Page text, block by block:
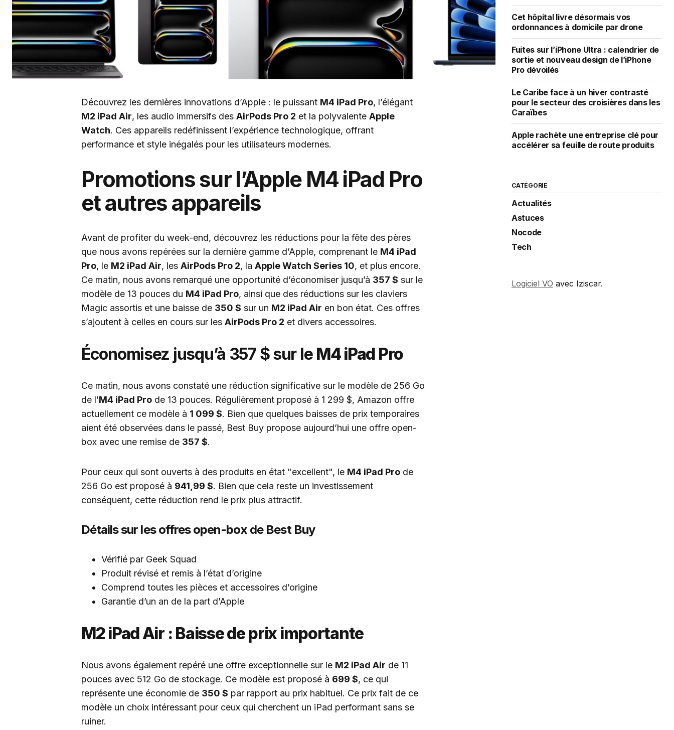
Découvrez les dernières innovations d’Apple : le puissant M4 iPad Pro, l’élégant
M2 iPad Air, les audio immersifs des AirPods Pro 2 et la polyvalente Apple
Watch. Ces appareils redéfinissent l’expérience technologique, offrant
performance et style inégalés pour les utilisateurs modernes.
Promotions sur l’Apple M4 iPad Pro
et autres appareils
Avant de profiter du week-end, découvrez les réductions pour la fête des pères
que nous avons repérées sur la dernière gamme d’Apple, comprenant le M4 iPad
Pro, le M2 iPad Air, les AirPods Pro 2, la Apple Watch Series 10, et plus encore.
Ce matin, nous avons remarqué une opportunité d’économiser jusqu’à 357 $ sur le
modèle de 13 pouces du M4 iPad Pro, ainsi que des réductions sur les claviers
Magic assortis et une baisse de 350 $ sur un M2 iPad Air en bon état. Ces offres
s’ajoutent à celles en cours sur les AirPods Pro 2 et divers accessoires.
Économisez jusqu’à 357 $ sur le M4 iPad Pro
Ce matin, nous avons constaté une réduction significative sur le modèle de 256 Go
de l’M4 iPad Pro de 13 pouces. Régulièrement proposé à 1 299 $, Amazon offre
actuellement ce modèle à 1 099 $. Bien que quelques baisses de prix temporaires
aient été observées dans le passé, Best Buy propose aujourd’hui une offre open-
box avec une remise de 357 $.
Pour ceux qui sont ouverts à des produits en état "excellent", le M4 iPad Pro de
256 Go est proposé à 941,99 $. Bien que cela reste un investissement
conséquent, cette réduction rend le prix plus attractif.
Détails sur les offres open-box de Best Buy
Vérifié par Geek Squad
Produit révisé et remis à l’état d’origine
Comprend toutes les pièces et accessoires d’origine
Garantie d’un an de la part d’Apple
M2 iPad Air : Baisse de prix importante
Nous avons également repéré une offre exceptionnelle sur le M2 iPad Air de 11
pouces avec 512 Go de stockage. Ce modèle est proposé à 699 $, ce qui
représente une économie de 350 $ par rapport au prix habituel. Ce prix fait de ce
modèle un choix intéressant pour ceux qui cherchent un iPad performant sans se
ruiner.
Cet hôpital livre désormais vos
ordonnances à domicile par drone
Fuites sur l’iPhone Ultra : calendrier de
sortie et nouveau design de l’iPhone
Pro dévoilés
Le Caribe face à un hiver contrasté
pour le secteur des croisières dans les
Caraïbes
Apple rachète une entreprise clé pour
accélérer sa feuille de route produits
CATÉGORIE
Actualités
Astuces
Nocode
Tech
Logiciel VO avec Iziscar.